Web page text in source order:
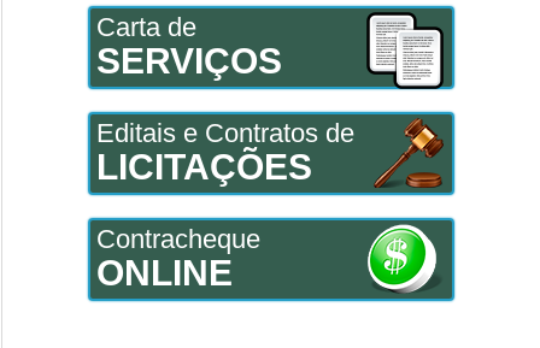
Carta de
SERVIÇOS
Editais e Contratos de
LICITAÇÕES
Contracheque
ONLINE